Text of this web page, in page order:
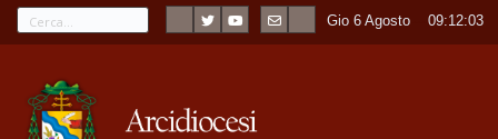
Gio 6 Agosto ----09:12:03